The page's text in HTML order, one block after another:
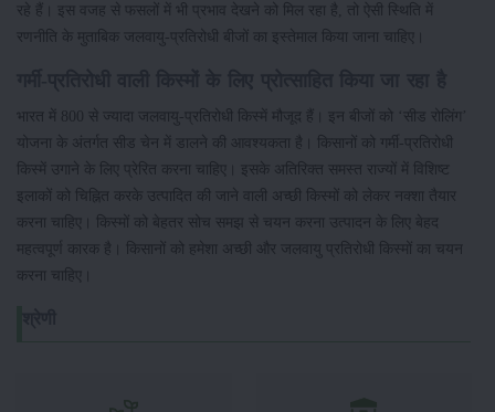
रहे हैं। इस वजह से फसलों में भी प्रभाव देखने को मिल रहा है, तो ऐसी स्थिति में
रणनीति के मुताबिक जलवायु-प्रतिरोधी बीजों का इस्तेमाल किया जाना चाहिए।
भारत में 800 से ज्यादा जलवायु-प्रतिरोधी किस्में मौजूद हैं। इन बीजों को ‘सीड रोलिंग’
योजना के अंतर्गत सीड चेन में डालने की आवश्यकता है। किसानों को गर्मी-प्रतिरोधी
किस्में उगाने के लिए प्रेरित करना चाहिए। इसके अतिरिक्त समस्त राज्यों में विशिष्ट
इलाकों को चिह्नित करके उत्पादित की जाने वाली अच्छी किस्मों को लेकर नक्शा तैयार
करना चाहिए। किस्मों को बेहतर सोच समझ से चयन करना उत्पादन के लिए बेहद
महत्वपूर्ण कारक है। किसानों को हमेशा अच्छी और जलवायु प्रतिरोधी किस्मों का चयन
करना चाहिए।